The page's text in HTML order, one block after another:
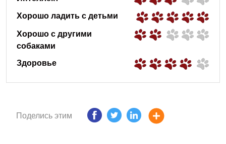
Хорошо ладить с детьми
Хорошо с другими
собаками
Здоровье
Поделись этим